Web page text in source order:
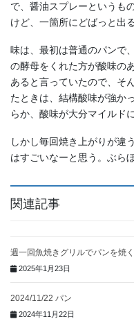
で、醤油スプレーというも
けど、一箇所にどばっと出
味は、最初は普通のパンで
の酵母をくれた方が酸味の
あると言っていたので、そ
たときは、結構酸味が強か
らか、酸味が大分マイルド
しかし毎回焼き上がりが違
はすごいなーと思う。ぶら
関連記事
週一回魚焼きグリルでパンを焼
2025年1月23日
2024/11/22 パン
2024年11月22日